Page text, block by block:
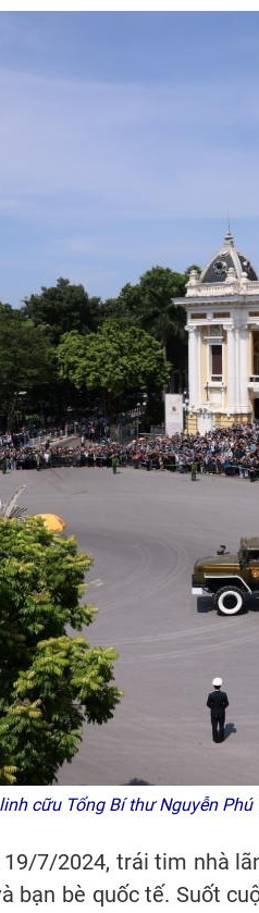
cữu Tổng Bí thư Nguyễn
7/2024, trái tim nhà
bạn bè quốc tế. Suốt